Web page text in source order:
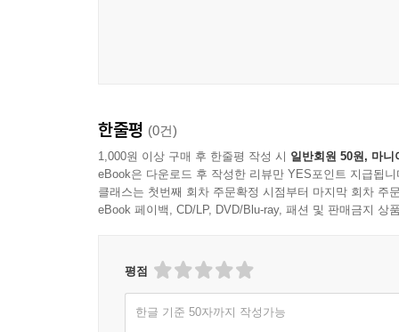
한줄평 (0건)
1,000원 이상 구매 후 한줄평 작성 시 일반회원 50원, 마니
eBook은 다운로드 후 작성한 리뷰만 YES포인트 지급됩니
클래스는 첫번째 회차 주문확정 시점부터 마지막 회차 주
eBook 페이백, CD/LP, DVD/Blu-ray, 패션 및 판매금지 상
평점
한글 기준 50자까지 작성가능